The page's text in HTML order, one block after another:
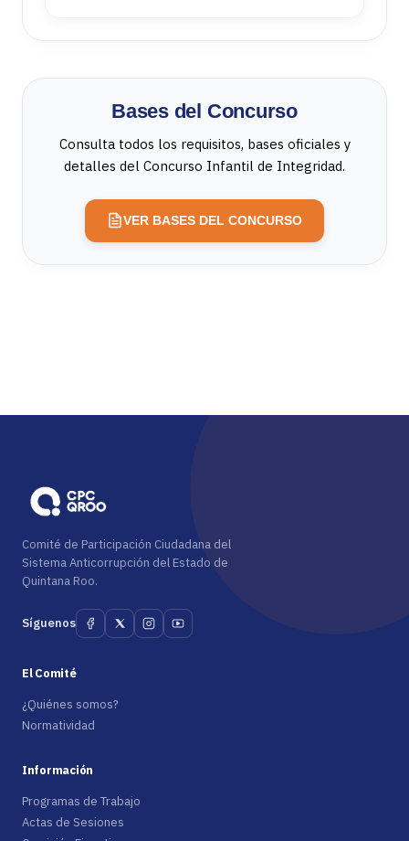
Bases del Concurso
Consulta todos los requisitos, bases oficiales y
detalles del Concurso Infantil de Integridad.
VER BASES DEL CONCURSO
Comité de Participación Ciudadana del
Sistema Anticorrupción del Estado de
Quintana Roo.
Síguenos
El Comité
¿Quiénes somos?
Normatividad
Información
Programas de Trabajo
Actas de Sesiones